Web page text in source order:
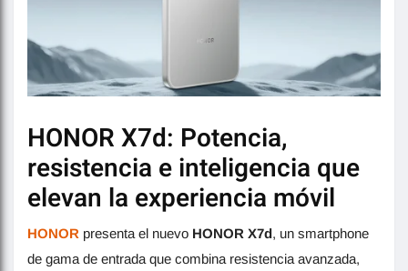
HONOR X7d: Potencia,
resistencia e inteligencia que
elevan la experiencia móvil
HONOR presenta el nuevo HONOR X7d, un smartphone
de gama de entrada que combina resistencia avanzada,